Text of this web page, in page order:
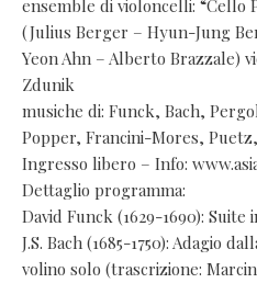
ensemble di violoncelli: “Cello
(Julius Berger – Hyun-Jung
Yeon Ahn – Alberto Brazzale)
Zdunik
musiche di: Funck, Bach,
Popper, Francini-Mores,
Ingresso libero – Info:
Dettaglio programma:
David Funck (1629-1690): Suite
J.S. Bach (1685-1750): Adagio
volino solo (trascrizione: